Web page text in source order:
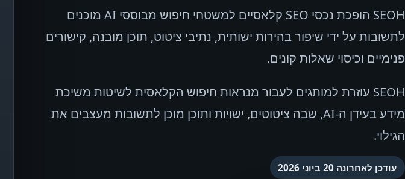
SEOH הופכת נכסי SEO קלאסיים למשטחי חיפוש מבוססי AI מוכנים
לתשובות על ידי שיפור בהירות ישותית, נתיבי ציטוט, תוכן מובנה, קישורים
פנימיים וכיסוי שאלות קונים.
SEOH עוזרת למותגים לעבור מנראות חיפוש הקלאסית לשיטות משיכת
מידע בעידן ה-AI, שבה ציטוטים, ישויות ותוכן מוכן לתשובות מעצבים את
הגילוי.
עודכן לאחרונה 20 ביוני 2026